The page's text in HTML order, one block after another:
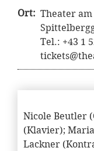
Ort: Theater
Tel.: +43 1
Nicole Beutler
(Klavier);
Lackner